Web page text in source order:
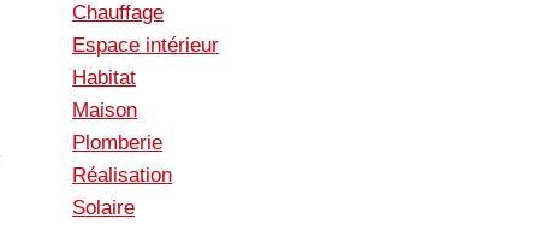
Chauffage
Espace intérieur
Habitat
Maison
Plomberie
Réalisation
Solaire